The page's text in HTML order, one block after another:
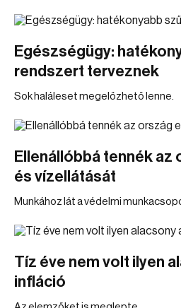
Egészségügy:
rendszert terveznek
Sok haláleset megelőzhető lenne.
Ellenállóbbá tennék az
és vízellátását
Munkához lát a védelmi
Tíz éve nem volt ilyen
infláció